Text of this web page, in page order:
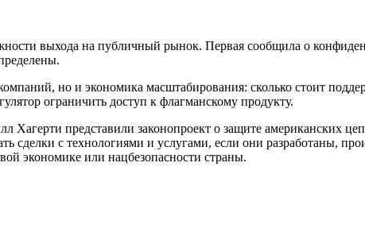
выхода на публичный рынок. Первая сообщила о
но и экономика масштабирования: сколько стоит
ограничить доступ к флагманскому продукту.
представили законопроект о защите американских
с технологиями и услугами, если они разработаны,
экономике или нацбезопасности страны.